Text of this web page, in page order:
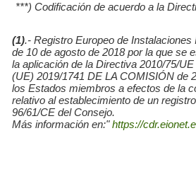
***) Codificación de acuerdo a la
(1).- Registro Europeo de
de 10 de agosto de 2018 por la que se
la aplicación de la Directiva 2010/75/
(UE) 2019/1741 DE LA COMISIÓN de
los Estados miembros a efectos de la
relativo al establecimiento de un
96/61/CE del Consejo.
Más información en:"https://